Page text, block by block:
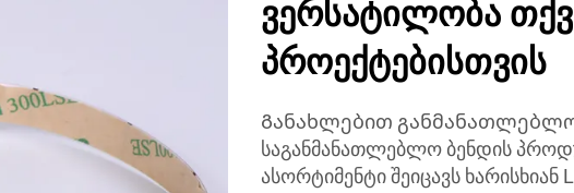
ვერსატილობა
პროექტებისთვის
Განახლებით
საგანმანათლებლო ბენდის
ასორტიმენტი შეიცავს